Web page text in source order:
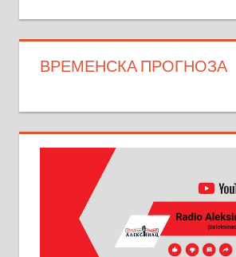
ВРЕМЕНСКА ПРОГНОЗА